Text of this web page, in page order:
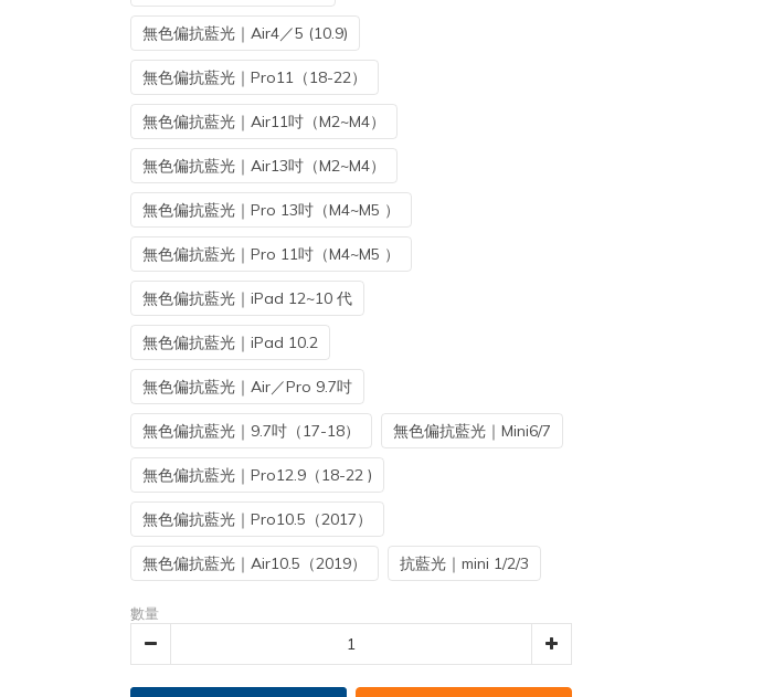
無色偏抗藍光｜Air4／5 (10.9)
無色偏抗藍光｜Pro11（18-22）
無色偏抗藍光｜Air11吋（M2~M4）
無色偏抗藍光｜Air13吋（M2~M4）
無色偏抗藍光｜Pro 13吋（M4~M5 ）
無色偏抗藍光｜Pro 11吋（M4~M5 ）
無色偏抗藍光｜iPad 12~10 代
無色偏抗藍光｜iPad 10.2
無色偏抗藍光｜Air／Pro 9.7吋
無色偏抗藍光｜9.7吋（17-18） 無色偏抗藍光｜Mini6/7
無色偏抗藍光｜Pro12.9（18-22 )
無色偏抗藍光｜Pro10.5（2017）
無色偏抗藍光｜Air10.5（2019） 抗藍光｜mini 1/2/3
數量